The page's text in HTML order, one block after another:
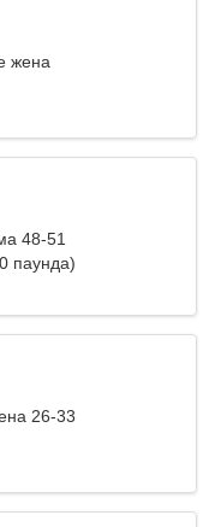
жена
48-51
паунда)
26-33